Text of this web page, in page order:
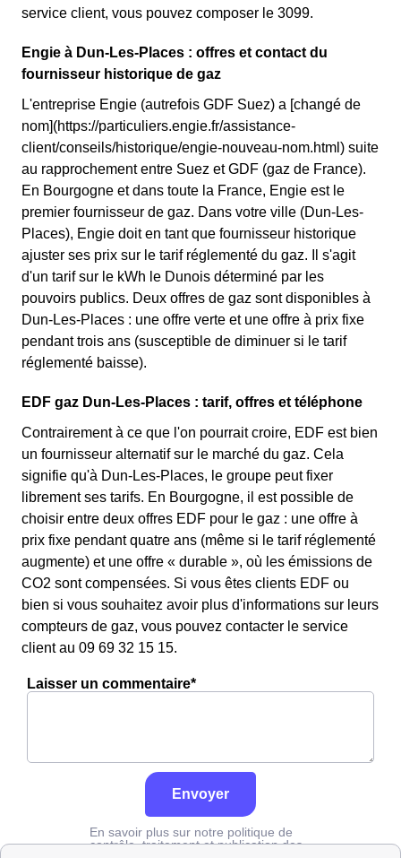
service client, vous pouvez composer le 3099.
Engie à Dun-Les-Places : offres et contact du
fournisseur historique de gaz
L'entreprise Engie (autrefois GDF Suez) a [changé de
nom](https://particuliers.engie.fr/assistance-
client/conseils/historique/engie-nouveau-nom.html) suite
au rapprochement entre Suez et GDF (gaz de France).
En Bourgogne et dans toute la France, Engie est le
premier fournisseur de gaz. Dans votre ville (Dun-Les-
Places), Engie doit en tant que fournisseur historique
ajuster ses prix sur le tarif réglementé du gaz. Il s'agit
d'un tarif sur le kWh le Dunois déterminé par les
pouvoirs publics. Deux offres de gaz sont disponibles à
Dun-Les-Places : une offre verte et une offre à prix fixe
pendant trois ans (susceptible de diminuer si le tarif
réglementé baisse).
EDF gaz Dun-Les-Places : tarif, offres et téléphone
Contrairement à ce que l'on pourrait croire, EDF est bien
un fournisseur alternatif sur le marché du gaz. Cela
signifie qu'à Dun-Les-Places, le groupe peut fixer
librement ses tarifs. En Bourgogne, il est possible de
choisir entre deux offres EDF pour le gaz : une offre à
prix fixe pendant quatre ans (même si le tarif réglementé
augmente) et une offre « durable », où les émissions de
CO2 sont compensées. Si vous êtes clients EDF ou
bien si vous souhaitez avoir plus d'informations sur leurs
compteurs de gaz, vous pouvez contacter le service
client au 09 69 32 15 15.
Laisser un commentaire*
Envoyer
En savoir plus sur notre politique de
contrôle, traitement et publication des